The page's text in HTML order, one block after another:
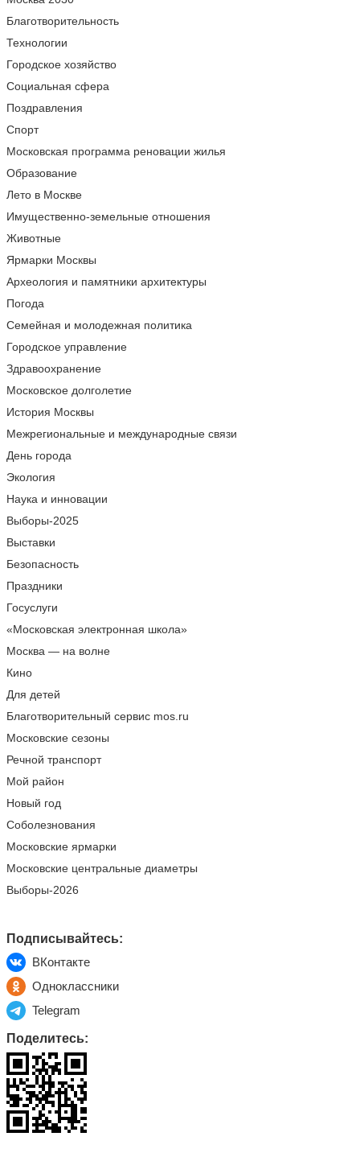
Благотворительность
Технологии
Городское хозяйство
Социальная сфера
Поздравления
Спорт
Московская программа реновации жилья
Образование
Лето в Москве
Имущественно-земельные отношения
Животные
Ярмарки Москвы
Археология и памятники архитектуры
Погода
Семейная и молодежная политика
Городское управление
Здравоохранение
Московское долголетие
История Москвы
Межрегиональные и международные связи
День города
Экология
Наука и инновации
Выборы-2025
Выставки
Безопасность
Праздники
Госуслуги
«Московская электронная школа»
Москва — на волне
Кино
Для детей
Благотворительный сервис mos.ru
Московские сезоны
Речной транспорт
Мой район
Новый год
Соболезнования
Московские ярмарки
Московские центральные диаметры
Выборы-2026
Подписывайтесь:
ВКонтакте
Одноклассники
Telegram
Поделитесь: